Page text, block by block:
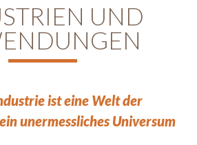
UND
ist eine Welt der
unermessliches Universum